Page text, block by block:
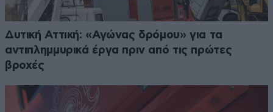
Δυτική Αττική: «Αγώνας δρόμου» για τα
αντιπλημμυρικά έργα πριν από τις πρώτες
βροχές